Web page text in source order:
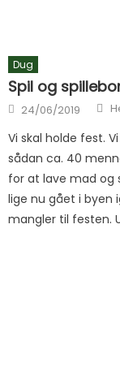
Dug
Spil og
Posted on
24/06/2019
Vi skal holde fest.
sådan ca. 40
for at lave mad og
lige nu gået i byen
mangler til festen.